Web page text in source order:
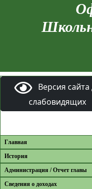
Версия сайта
слабовидящих
Главная
История
Администрация / Отчет главы
Сведения о доходах